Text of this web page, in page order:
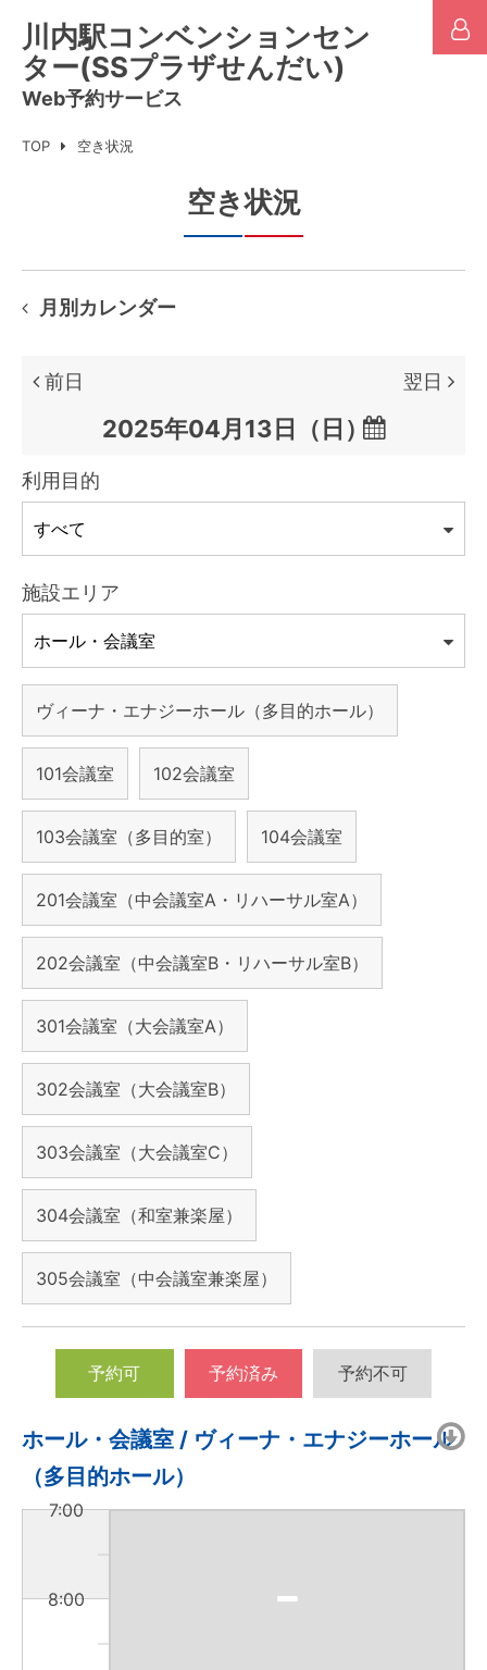
川内駅コンベンションセン
ター(SSプラザせんだい)
Web予約サービス
TOP 空き状況
空き状況
月別カレンダー
前日

翌日
利用目的
施設エリア
ヴィーナ・エナジーホール（多目的ホール）
101会議室 102会議室
103会議室（多目的室） 104会議室
201会議室（中会議室A・リハーサル室A）
202会議室（中会議室B・リハーサル室B）
301会議室（大会議室A）
302会議室（大会議室B）
303会議室（大会議室C）
304会議室（和室兼楽屋）
305会議室（中会議室兼楽屋）
予約可 予約済み 予約不可
ホール・会議室 / ヴィーナ・エナジーホール
（多目的ホール）
7:00
8:00